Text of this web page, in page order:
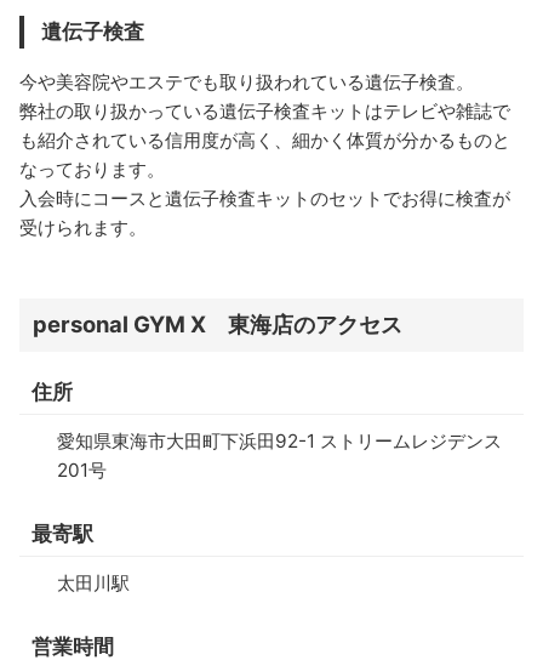
遺伝子検査
今や美容院やエステでも取り扱われている遺伝子検査。
弊社の取り扱かっている遺伝子検査キットはテレビや雑誌で
も紹介されている信用度が高く、細かく体質が分かるものと
なっております。
入会時にコースと遺伝子検査キットのセットでお得に検査が
受けられます。
personal GYM X 東海店のアクセス
住所
愛知県東海市大田町下浜田92-1 ストリームレジデンス
201号
最寄駅
太田川駅
営業時間